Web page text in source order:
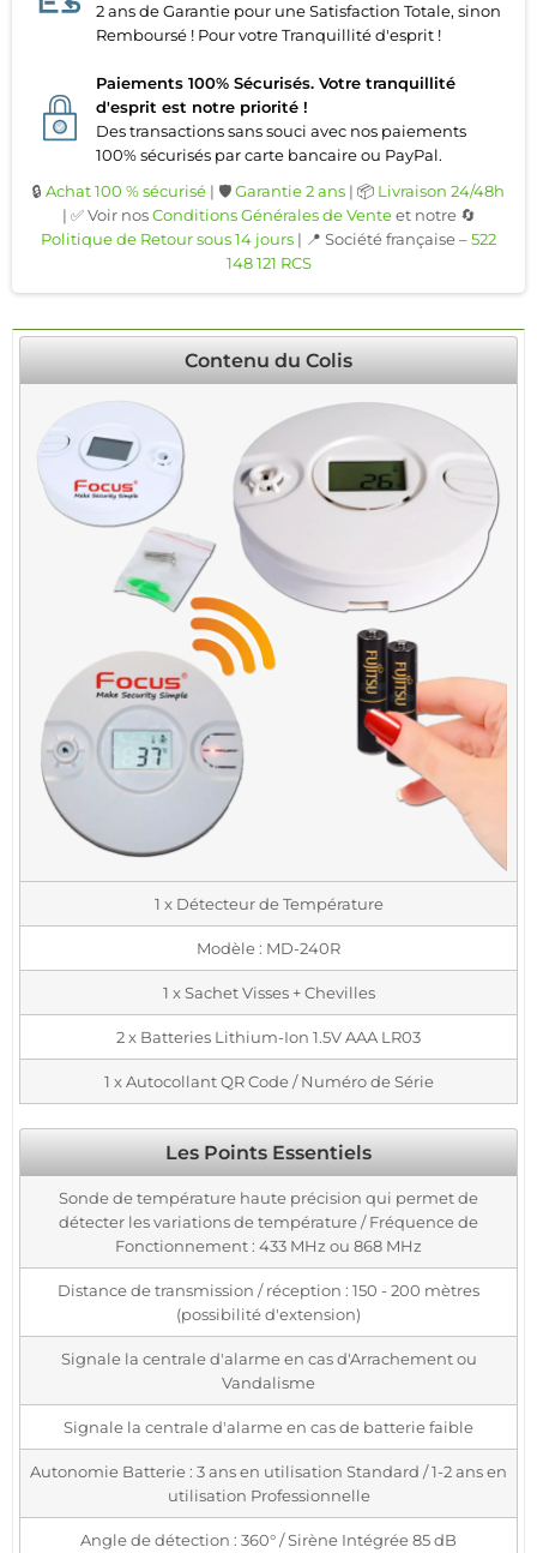
2 ans de Garantie pour une Satisfaction Totale, sinon
Remboursé ! Pour votre Tranquillité d'esprit !
Paiements 100% Sécurisés. Votre tranquillité
d'esprit est notre priorité !
Des transactions sans souci avec nos paiements
100% sécurisés par carte bancaire ou PayPal.
🔒 Achat 100 % sécurisé | 🛡️Garantie 2 ans | 📦 Livraison 24/48h
| ✅ Voir nosConditions Générales de Venteet notre 🔄
Politique de Retour sous 14 jours | 📍 Société française –522
148 121 RCS
Contenu du Colis
1 x Détecteur de Température
Modèle : MD-240R
1 x Sachet Visses + Chevilles
2 x Batteries Lithium-Ion 1.5V AAA LR03
1 x Autocollant QR Code / Numéro de Série
Les Points Essentiels
Sonde de température haute précision qui permet de
détecter les variations de température / Fréquence de
Fonctionnement : 433 MHz ou 868 MHz
Distance de transmission / réception : 150 - 200 mètres
(possibilité d'extension)
Signale la centrale d'alarme en cas d'Arrachement ou
Vandalisme
Signale la centrale d'alarme en cas de batterie faible
Autonomie Batterie : 3 ans en utilisation Standard / 1-2 ans en
utilisation Professionnelle
Angle de détection : 360° / Sirène Intégrée 85 dB